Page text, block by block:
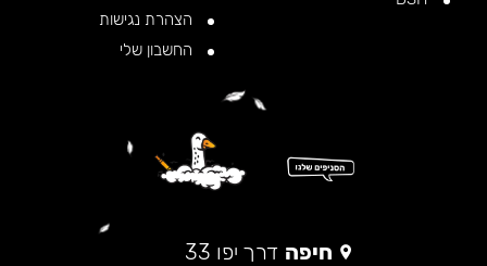
הצהרת נגישות
החשבון שלי
חיפה דרך יפו 33